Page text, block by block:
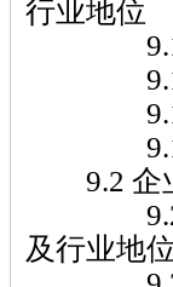
行业地位
9.1.2
9.1.3
9.1.4 企
9.1.5
9.2 企
9.2.1 企
及行业地位